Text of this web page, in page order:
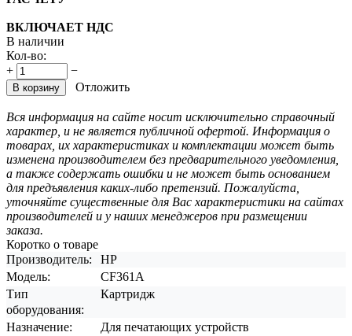
ВКЛЮЧАЕТ НДС
В наличии
Кол-во:
+
−
В корзину Отложить
Вся информация на сайте носит исключительно справочный
характер, и не является публичной офертой. Информация о
товарах, их характеристиках и комплектации может быть
изменена производителем без предварительного уведомления,
а также содержать ошибки и не может быть основанием
для предъявления каких-либо претензий. Пожалуйста,
уточняйте существенные для Вас характеристики на сайтах
производителей и у наших менеджеров при размещении
заказа.
Коротко о товаре
Производитель:
HP
Модель:
CF361A
Тип
оборудования:
Картридж
Назначение:
Для печатающих устройств